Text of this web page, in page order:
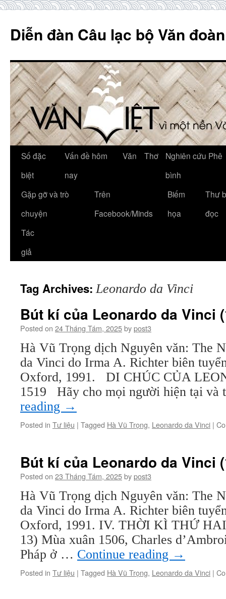
content
Diễn đàn Câu lạc bộ Văn
Số đặc
biệt
Vấn đề hôm
nay
Văn Thơ
Nghiên cứu Phê
bình
Gặp gỡ và trò
chuyện
Trên
Facebook/Minds
Biếm
họa
Thư
đọc
Tác
giả
Tag Archives:Leonardo da Vinci
Bút kí của Leonardo da Vinci
Posted on 24 Tháng Tám, 2025bypost3
Hà Vũ Trọng dịch Nguyên văn: The
da Vinci do Irma A. Richter biên
Oxford, 1991. DI CHÚC CỦA
1519 Hãy cho mọi người hiện tại
reading →
Posted in Tư liệu | Tagged Hà Vũ Trọng, Leonardo da Vinci |
Bút kí của Leonardo da Vinci
Posted on 23 Tháng Tám, 2025bypost3
Hà Vũ Trọng dịch Nguyên văn: The
da Vinci do Irma A. Richter biên
Oxford, 1991. IV. THỜI KÌ THỨ
13) Mùa xuân 1506, Charles
Pháp ở … Continue reading →
Posted in Tư liệu | Tagged Hà Vũ Trọng, Leonardo da Vinci |